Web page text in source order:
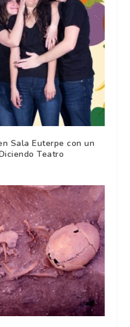
Sala Euterpe con un
Teatro